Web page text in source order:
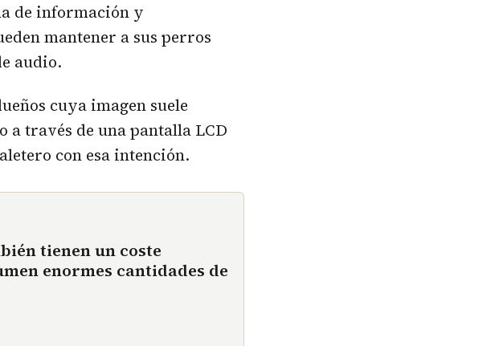
de información y
mantener a sus perros
audio.
cuya imagen suele
a través de una pantalla LCD
con esa intención.
tienen un coste
enormes cantidades de